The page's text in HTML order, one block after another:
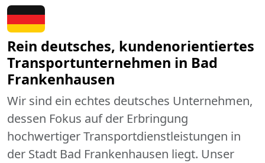
Rein deutsches, kundenorientiertes
Transportunternehmen in Bad
Frankenhausen
Wir sind ein echtes deutsches Unternehmen,
dessen Fokus auf der Erbringung
hochwertiger Transportdienstleistungen in
der Stadt Bad Frankenhausen liegt. Unser